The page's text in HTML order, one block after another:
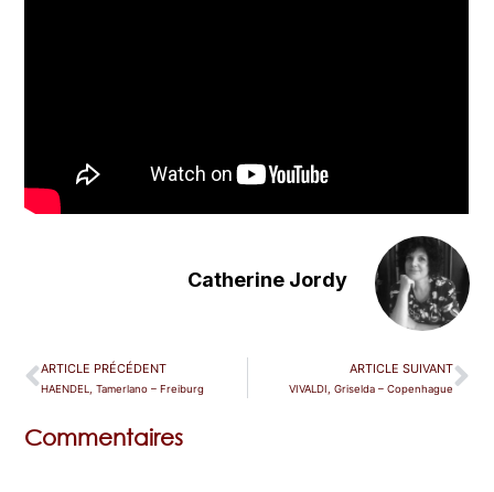
Catherine Jordy
ARTICLE PRÉCÉDENT
HAENDEL, Tamerlano – Freiburg
ARTICLE SUIVANT
VIVALDI, Griselda – Copenhague
Commentaires